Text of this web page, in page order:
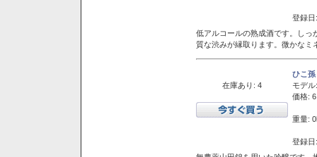
登録
低アルコールの熟成酒です。しっ
質な渋みが縁取ります。微かなミ
在庫あり: 4
ひこ
モデル:
価格:
重量:
登録